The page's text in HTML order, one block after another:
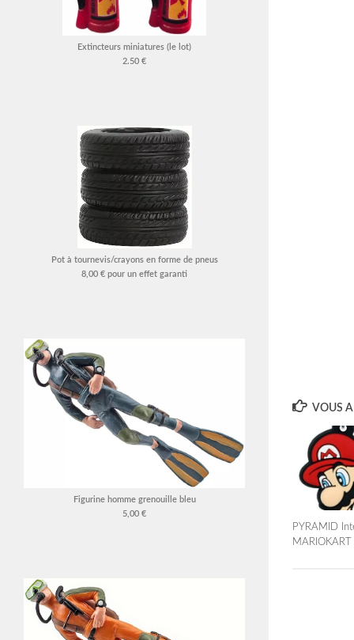
VOUS
PYRAMID
MARIOKART
Extincteurs miniatures (le lot)
2.50 €
Pot à tournevis/crayons en forme de pneus
8,00 € pour un effet garanti
Figurine homme grenouille bleu
5,00 €